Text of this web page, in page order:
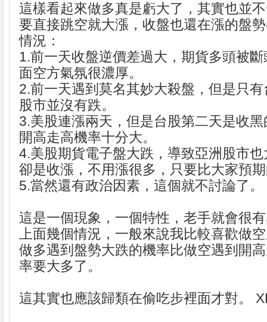
這樣看起來做多真是虧大了，其實也並
要直接跳空就大漲，收盤也還在漲的盤
情況：
1.前一天收盤逆價差過大，期貨多頭被
面空方氣氛很濃厚。
2.前一天遇到莫名其妙大殺盤，但是只
股市並沒有跌。
3.美股連漲兩天，但是台股第二天是收
開高走高機率十分大。
4.美股期貨電子盤大跌，導致亞洲股市
卻是收漲，不用漲很多，只要比大家預
5.當然還有政治因素，這個就不討論了。
這是一個現象，一個特性，老手就會很
上面幾個情況，一般來說我比較喜歡做
做多遇到盤勢大跌的機率比做空遇到開
率要大多了。
這其實也應該歸類在偷吃步裡面才對。